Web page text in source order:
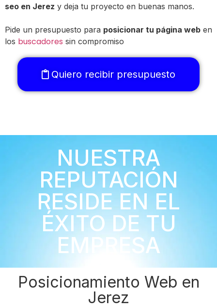
seo en Jerez y deja tu proyecto en buenas manos.
Pide un presupuesto para posicionar tu página web en
los buscadores sin compromiso
Quiero recibir presupuesto
NUESTRA
REPUTACIÓN
RESIDE EN EL
ÉXITO DE TU
EMPRESA
Posicionamiento Web en
Jerez